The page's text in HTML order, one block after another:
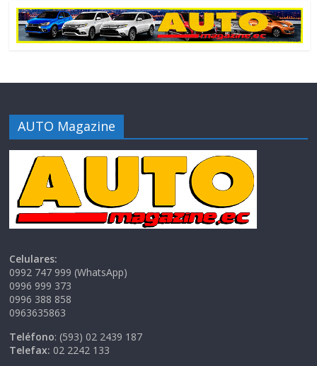
AUTO Magazine
Celulares:
0992 747 999 (WhatsApp)
0996 999 373
0996 388 858
0963635863
Teléfono: (593) 02 2439 187
Telefax: 02 2242 133